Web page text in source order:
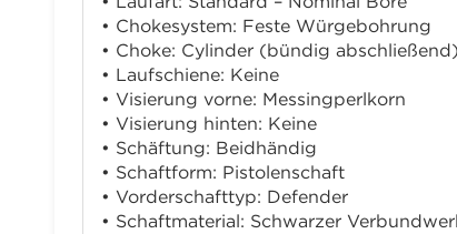
• Chokesystem: Feste Würgebohrung
• Choke: Cylinder (bündig abschließend)
• Laufschiene: Keine
• Visierung vorne: Messingperlkorn
• Visierung hinten: Keine
• Schäftung: Beidhändig
• Schaftform: Pistolenschaft
• Vorderschafttyp: Defender
• Schaftmaterial: Schwarzer